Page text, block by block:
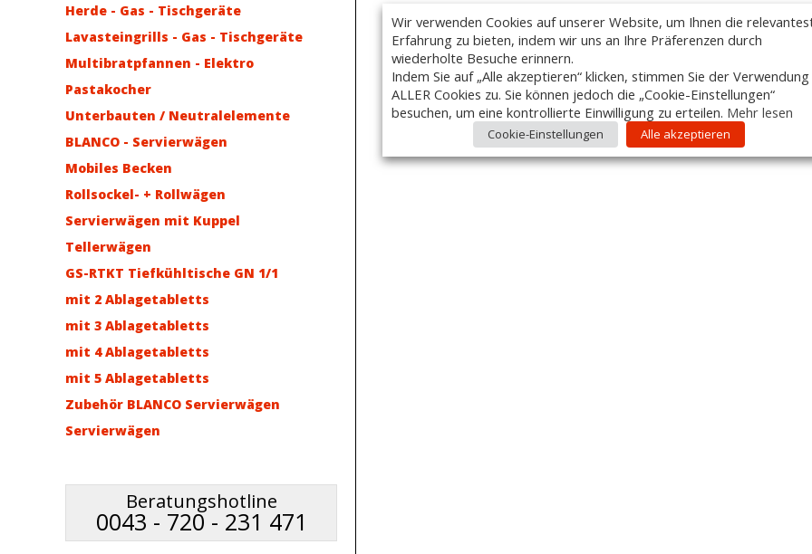
Herde - Gas - Tischgeräte
Lavasteingrills - Gas - Tischgeräte
Multibratpfannen - Elektro
Pastakocher
Unterbauten / Neutralelemente
BLANCO - Servierwägen
Mobiles Becken
Rollsockel- + Rollwägen
Servierwägen mit Kuppel
Tellerwägen
GS-RTKT Tiefkühltische GN 1/1
mit 2 Ablagetabletts
mit 3 Ablagetabletts
mit 4 Ablagetabletts
mit 5 Ablagetabletts
Zubehör BLANCO Servierwägen
Servierwägen
Beratungshotline
0043 - 720 - 231 471
Wir verwenden Cookies auf unserer Website, um Ihnen die
Erfahrung zu bieten, indem wir uns an Ihre Präferenzen durch
wiederholte Besuche erinnern.
Indem Sie auf „Alle akzeptieren“ klicken, stimmen Sie der Verwendung
ALLER Cookies zu. Sie können jedoch die „Cookie-Einstellungen“
besuchen, um eine kontrollierte Einwilligung zu erteilen. Mehr lesen
Cookie-Einstellungen Alle akzeptieren